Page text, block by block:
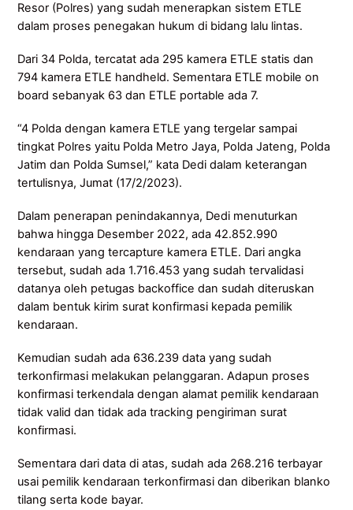
Resor (Polres) yang sudah menerapkan sistem ETLE
dalam proses penegakan hukum di bidang lalu lintas.
Dari 34 Polda, tercatat ada 295 kamera ETLE statis dan
794 kamera ETLE handheld. Sementara ETLE mobile on
board sebanyak 63 dan ETLE portable ada 7.
“4 Polda dengan kamera ETLE yang tergelar sampai
tingkat Polres yaitu Polda Metro Jaya, Polda Jateng, Polda
Jatim dan Polda Sumsel,” kata Dedi dalam keterangan
tertulisnya, Jumat (17/2/2023).
Dalam penerapan penindakannya, Dedi menuturkan
bahwa hingga Desember 2022, ada 42.852.990
kendaraan yang tercapture kamera ETLE. Dari angka
tersebut, sudah ada 1.716.453 yang sudah tervalidasi
datanya oleh petugas backoffice dan sudah diteruskan
dalam bentuk kirim surat konfirmasi kepada pemilik
kendaraan.
Kemudian sudah ada 636.239 data yang sudah
terkonfirmasi melakukan pelanggaran. Adapun proses
konfirmasi terkendala dengan alamat pemilik kendaraan
tidak valid dan tidak ada tracking pengiriman surat
konfirmasi.
Sementara dari data di atas, sudah ada 268.216 terbayar
usai pemilik kendaraan terkonfirmasi dan diberikan blanko
tilang serta kode bayar.